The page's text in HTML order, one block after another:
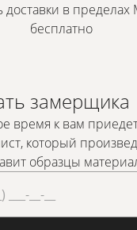
доставки в
бесплатно
замерщика
время к вам
который
образцы